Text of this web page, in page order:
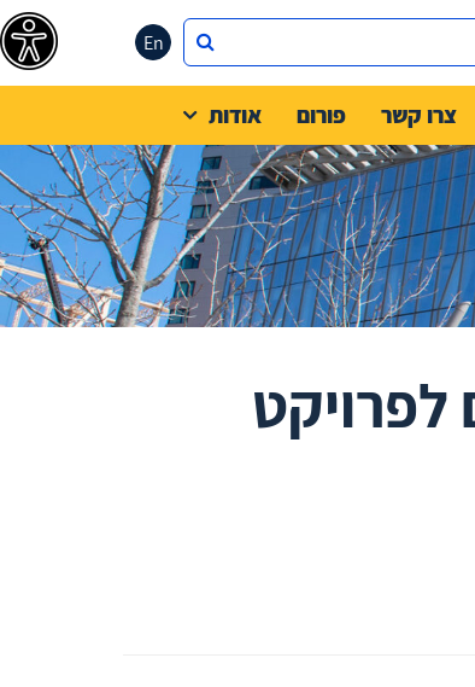
En
צרו קשר פורום אודות
לפרויקט